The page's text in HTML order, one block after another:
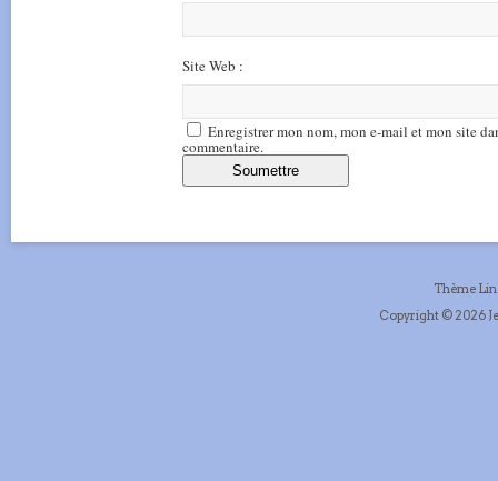
Site Web :
Enregistrer mon nom, mon e-mail et mon site
commentaire.
Thème
Copyright © 2026